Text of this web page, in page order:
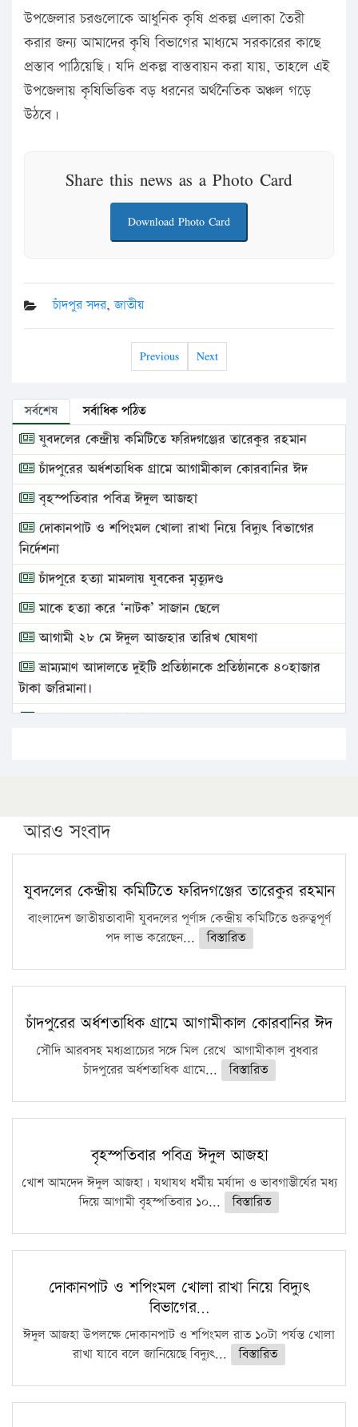
উপজেলার চরগুলোকে আধুনিক কৃষি প্রকল্প এলাকা তৈরী
করার জন্য আমাদের কৃষি বিভাগের মাধ্যমে সরকারের কাছে
প্রস্তাব পাঠিয়েছি। যদি প্রকল্প বাস্তবায়ন করা যায়, তাহলে এই
উপজেলায় কৃষিভিত্তিক বড় ধরনের অর্থনৈতিক অঞ্চল গড়ে
উঠবে।
Share this news as a Photo Card
Download Photo Card
চাঁদপুর সদর,জাতীয়
Previous Next
সর্বশেষ সর্বাধিক পঠিত
যুবদলের কেন্দ্রীয় কমিটিতে ফরিদগঞ্জের তারেকুর রহমান
চাঁদপুরের অর্ধশতাধিক গ্রামে আগামীকাল কোরবানির ঈদ
বৃহস্পতিবার পবিত্র ঈদুল আজহা
দোকানপাট ও শপিংমল খোলা রাখা নিয়ে বিদ্যুৎ বিভাগের
নির্দেশনা
চাঁদপুরে হত্যা মামলায় যুবকের মৃত্যুদণ্ড
মাকে হত্যা করে ‘নাটক’ সাজান ছেলে
আগামী ২৮ মে ঈদুল আজহার তারিখ ঘোষণা
ভ্রাম্যমাণ আদালতে দুইটি প্রতিষ্ঠানকে প্রতিষ্ঠানকে ৪০হাজার
টাকা জরিমানা।
এবার লঞ্চের ভাড়া বাড়ল
পিএইচডি করছেন কুয়েটের কৃতি…
সারা দেশে বজ্রাঘাতে ১৪ জনের প্রাণহানি
কঠোর হচ্ছে এসএসসি ও এইচএসসি পরীক্ষা
ফরিদগঞ্জে আগুনে পুড়লো ৬ ব্যবসা প্রতিষ্ঠান
আরও সংবাদ
যুবদলের কেন্দ্রীয় কমিটিতে ফরিদগঞ্জের তারেকুর রহমান
বাংলাদেশ জাতীয়তাবাদী যুবদলের পূর্ণাঙ্গ কেন্দ্রীয় কমিটিতে গুরুত্বপূর্ণ
পদ লাভ করেছেন...
বিস্তারিত
চাঁদপুরের অর্ধশতাধিক গ্রামে আগামীকাল কোরবানির ঈদ
সৌদি আরবসহ মধ্যপ্রাচ্যের সঙ্গে মিল রেখে আগামীকাল বুধবার
চাঁদপুরের অর্ধশতাধিক গ্রামে...
বিস্তারিত
বৃহস্পতিবার পবিত্র ঈদুল আজহা
খোশ আমদেদ ঈদুল আজহা। যথাযথ ধর্মীয় মর্যাদা ও ভাবগাম্ভীর্যের মধ্য
দিয়ে আগামী বৃহস্পতিবার ১০...
বিস্তারিত
দোকানপাট ও শপিংমল খোলা রাখা নিয়ে বিদ্যুৎ
বিভাগের…
ঈদুল আজহা উপলক্ষে দোকানপাট ও শপিংমল রাত ১০টা পর্যন্ত খোলা
রাখা যাবে বলে জানিয়েছে বিদ্যুৎ...
বিস্তারিত